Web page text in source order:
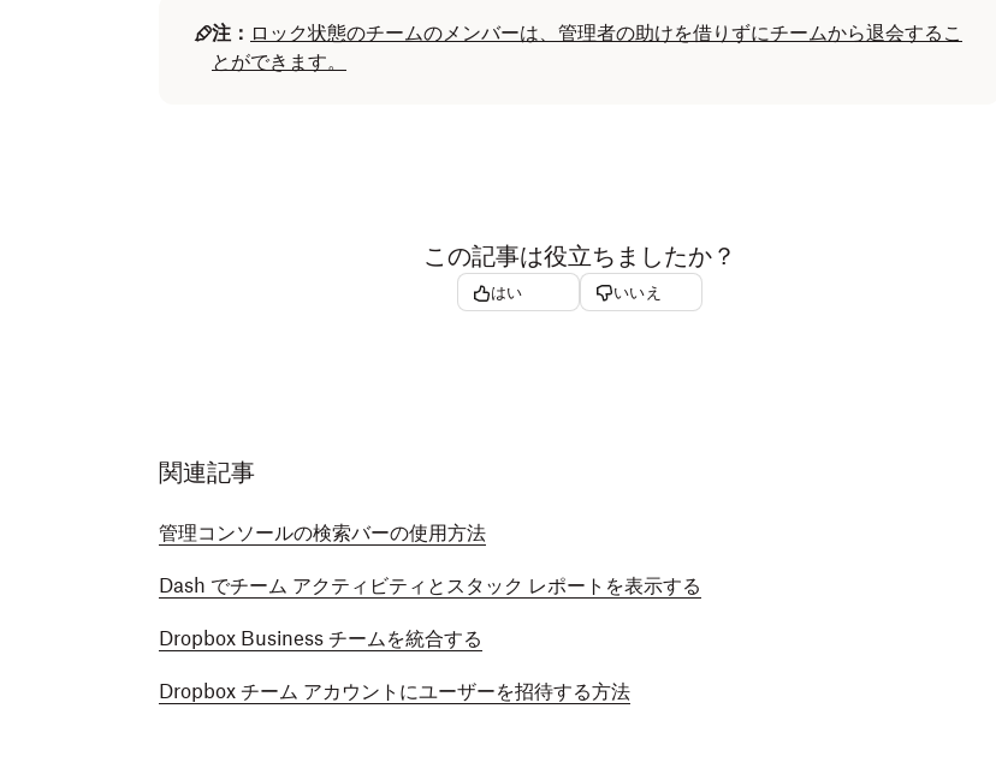
注： ロック状態のチームのメンバーは、管理者の助けを借りずにチームから退会するこ
とができます。
この記事は役立ちましたか？
はい いいえ
関連記事
管理コンソールの検索バーの使用方法
Dash でチーム アクティビティとスタック レポートを表示する
Dropbox Business チームを統合する
Dropbox チーム アカウントにユーザーを招待する方法